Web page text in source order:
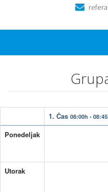
1. Čas 08:00h -
Ponedeljak
Utorak